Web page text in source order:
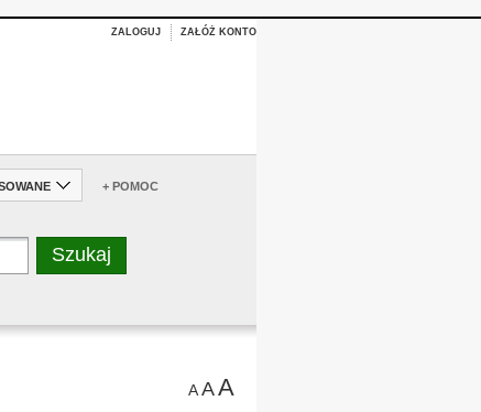
ZALOGUJ ZAŁÓŻ KONTO
+ POMOC
AAA